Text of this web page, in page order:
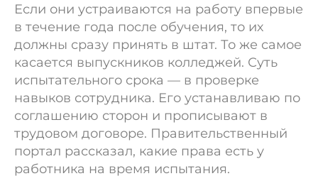
Если они устраиваются на работу впервые
в течение года после обучения, то их
должны сразу принять в штат. То же самое
касается выпускников колледжей. Суть
испытательного срока — в проверке
навыков сотрудника. Его устанавливаю по
соглашению сторон и прописывают в
трудовом договоре. Правительственный
портал рассказал, какие права есть у
работника на время испытания.